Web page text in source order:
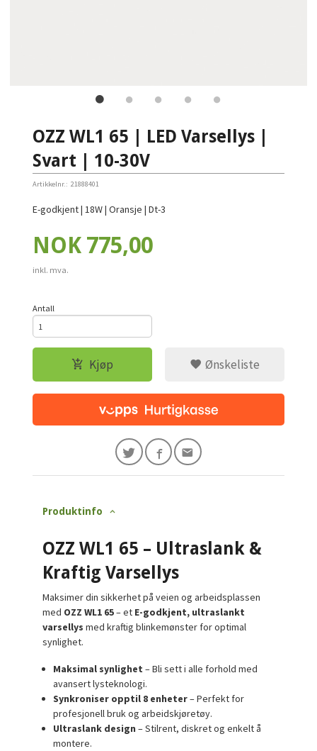
OZZ WL1 65 | LED Varsellys |
Svart | 10-30V
Artikkelnr.: 21888401
E-godkjent | 18W | Oransje | Dt-3
Pris
NOK 775,00
inkl. mva.
Antall
Kjøp Ønskeliste
Produktinfo
OZZ WL1 65 – Ultraslank &
Kraftig Varsellys
Maksimer din sikkerhet på veien og arbeidsplassen
med OZZ WL1 65– et E-godkjent, ultraslankt
varsellys med kraftig blinkemønster for optimal
synlighet.
Maksimal synlighet – Bli sett i alle forhold med
avansert lysteknologi.
Synkroniser opptil 8 enheter– Perfekt for
profesjonell bruk og arbeidskjøretøy.
Ultraslank design – Stilrent, diskret og enkelt å
montere.